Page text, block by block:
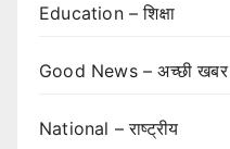
Education – शिक्षा
Good News – अच्छी खबर
National – राष्ट्रीय